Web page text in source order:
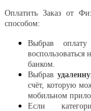
Оплатить Заказ от
способом:
Выбрав
банком.
Выбрав
счёт, которую
мобильном
Если